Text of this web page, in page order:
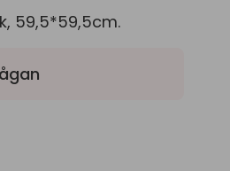
59,5*59,5cm.